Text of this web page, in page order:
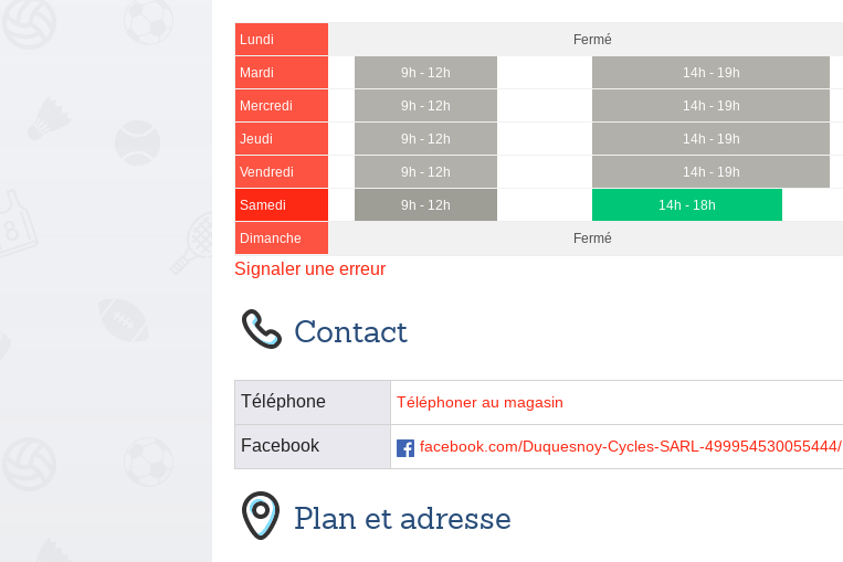
Lundi Fermé
Mardi 9h - 12h 14h - 19h
Mercredi 9h - 12h 14h - 19h
Jeudi 9h - 12h 14h - 19h
Vendredi 9h - 12h 14h - 19h
Samedi 9h - 12h 14h - 18h
Dimanche Fermé
Signaler une erreur
Contact
Téléphone Téléphoner au magasin
Facebook facebook.com/Duquesnoy-Cycles-SARL-499954530055444/
Plan et adresse